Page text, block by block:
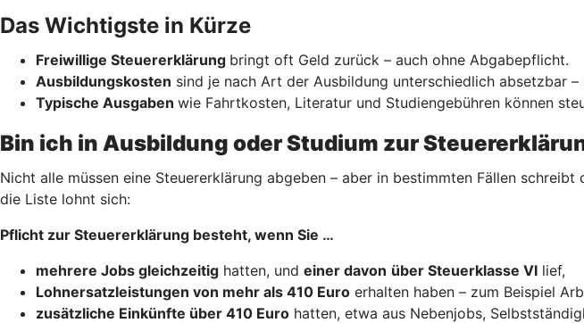
Das Wichtigste in Kürze
Freiwillige Steuererklärung bringt oft Geld zurück – auch ohne Abgabepflicht.
Ausbildungskosten sind je nach Art der Ausbildung unterschiedlich absetzbar
Typische Ausgaben wie Fahrtkosten, Literatur und Studiengebühren können
Bin ich in Ausbildung oder Studium zur
Nicht alle müssen eine Steuererklärung abgeben – aber in bestimmten Fällen
die Liste lohnt sich:
Pflicht zur Steuererklärung besteht, wenn Sie …
mehrere Jobs gleichzeitig hatten, und einer davon über Steuerklasse VI lief,
Lohnersatzleistungen von mehr als 410 Euro erhalten haben – zum Beispiel
zusätzliche Einkünfte über 410 Euro hatten, etwa aus Nebenjobs,